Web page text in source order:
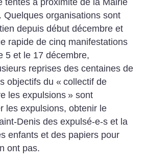
tentes à proximité de la Mairie
Quelques organisations sont
depuis début décembre et
rapide de cinq manifestations
5 et le 17 décembre,
reprises des centaines de
objectifs du « collectif de
les expulsions » sont
les expulsions, obtenir le
Denis des expulsé-e-s et la
enfants et des papiers pour
ont pas.